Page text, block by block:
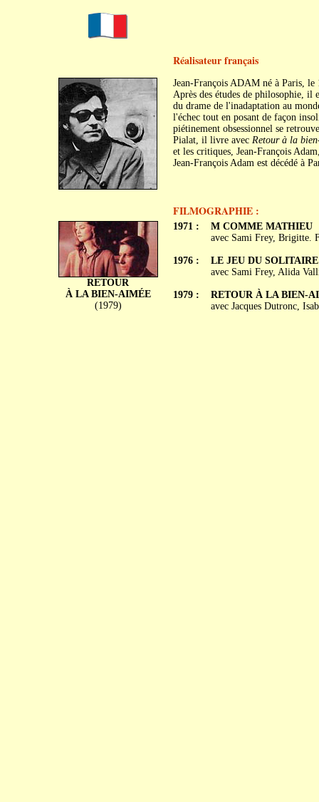
Réalisateur français
Jean-François ADAM né à Paris,
Après des études de philosophie,
du drame de l'inadaptation au
l'échec tout en posant de façon
piétinement obsessionnel se
Pialat, il livre avec Retour à la
et les critiques, Jean-François
Jean-François Adam est décédé à
FILMOGRAPHIE :
RETOUR
À LA BIEN-AIMÉE
(1979)
1971 :
1976 :
1979 :
M COMME MATHIEU
avec Sami Frey, Brigitte.
LE JEU DU SOLITAIRE
avec Sami Frey, Alida
RETOUR À LA BIEN-
avec Jacques Dutronc,